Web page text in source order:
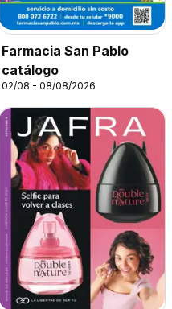
Farmacia San Pablo
catálogo
02/08 - 08/08/2026